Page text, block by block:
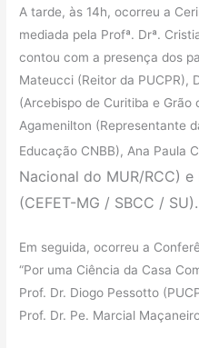
A tarde, às 14h, ocorreu a
mediada pela Profª. Drª.
contou com a presença dos
Mateucci (Reitor da PUCPR),
(Arcebispo de Curitiba e Grão
Agamenilton (Representante
Educação CNBB), Ana Paula
Nacional do MUR/RCC)
(CEFET-MG / SBCC / SU).
Em seguida, ocorreu a
“Por uma Ciência da Casa
Prof. Dr. Diogo Pessotto
Prof. Dr. Pe. Marcial